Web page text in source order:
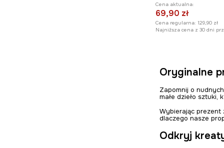
Cena aktualna:
69,90 zł
Cena regularna: 129,90 zł
Najniższa cena z 30 dni
Oryginalne
Zapomnij o
małe dzieło
Wybierając prezent
dlaczego nasze
Odkryj